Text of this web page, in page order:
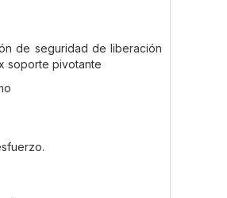
de seguridad de liberación
soporte pivotante